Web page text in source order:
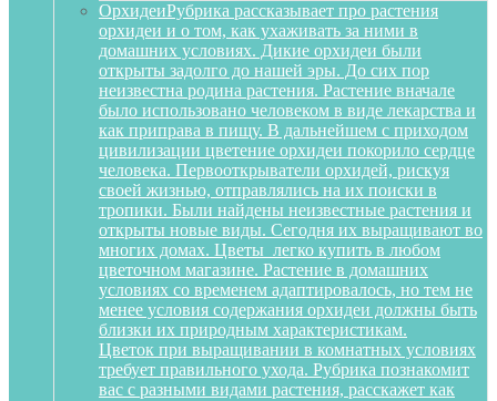
ОрхидеиРубрика рассказывает про растения
орхидеи и о том, как ухаживать за ними в
домашних условиях. Дикие орхидеи были
открыты задолго до нашей эры. До сих пор
неизвестна родина растения. Растение вначале
было использовано человеком в виде лекарства и
как приправа в пищу. В дальнейшем с приходом
цивилизации цветение орхидеи покорило сердце
человека. Первооткрыватели орхидей, рискуя
своей жизнью, отправлялись на их поиски в
тропики. Были найдены неизвестные растения и
открыты новые виды. Сегодня их выращивают во
многих домах. Цветы легко купить в любом
цветочном магазине. Растение в домашних
условиях со временем адаптировалось, но тем не
менее условия содержания орхидеи должны быть
близки их природным характеристикам.
Цветок при выращивании в комнатных условиях
требует правильного ухода. Рубрика познакомит
вас с разными видами растения, расскажет как